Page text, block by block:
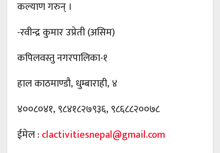
कल्याण गरुन् ।
-रवीन्द्र कुमार उप्रेती (असिम)
कपिलवस्तु नगरपालिका-१
हाल काठमाण्डौ, धुम्बाराही, ४
४००८०४१, ९८४१८२७९३६, ९८६८८२००७८
ईमेल : clactivitiesnepal@gmail.com